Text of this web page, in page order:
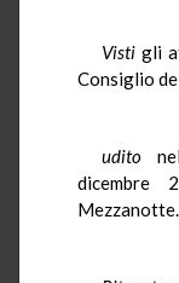
Visti gli
Consiglio
udito
dicembre
Mezzanotte.